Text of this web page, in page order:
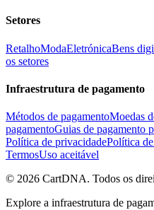
Setores
RetalhoModaEletrónicaBens
os setores
Infraestrutura de pagamento
Métodos de pagamentoMoedas
pagamentoGuias de pagamento
Política de privacidadePolítica
TermosUso aceitável
© 2026 CartDNA. Todos os
Explore a infraestrutura de